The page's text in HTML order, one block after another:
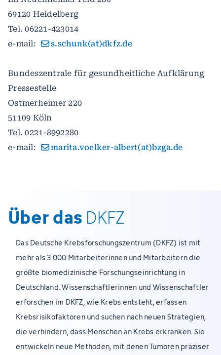
69120 Heidelberg
Tel. 06221-423014
e-mail:
s.schunk(at)dkfz.de
Bundeszentrale für gesundheitliche Aufklärung
Pressestelle
Ostmerheimer 220
51109 Köln
Tel. 0221-8992280
e-mail:
marita.voelker-albert(at)bzga.de
Über das DKFZ
Das Deutsche Krebsforschungszentrum (DKFZ) ist mit
mehr als 3.000 Mitarbeiterinnen und Mitarbeitern die
größte biomedizinische Forschungseinrichtung in
Deutschland. Wissenschaftlerinnen und Wissenschaftler
erforschen im DKFZ, wie Krebs entsteht, erfassen
Krebsrisikofaktoren und suchen nach neuen Strategien,
die verhindern, dass Menschen an Krebs erkranken. Sie
entwickeln neue Methoden, mit denen Tumoren präziser